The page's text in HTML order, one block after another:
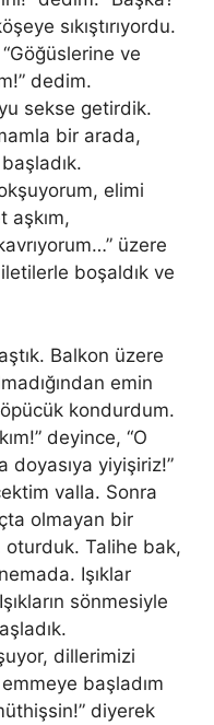
sıkıştırıyordu.
ve
dedim.
sekse getirdik.
bir arada,
okşuyorum, elimi
aşkım,
üzere
iletilerle boşaldık ve
Balkon üzere
emin
kondurdum.
deyince, “O
yiyişiriz!”
valla. Sonra
olmayan bir
oturduk. Talihe bak,
Işıklar
sönmesiyle
dillerimizi
başladım
diyerek